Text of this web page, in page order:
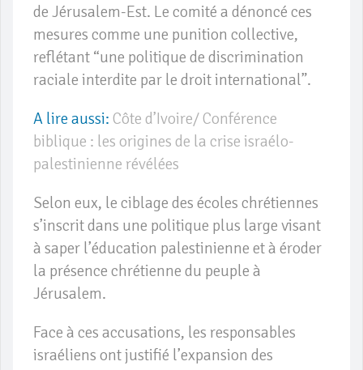
de Jérusalem-Est. Le comité a dénoncé ces
mesures comme une punition collective,
reflétant “une politique de discrimination
raciale interdite par le droit international”.
A lire aussi: Côte d’Ivoire/ Conférence
biblique : les origines de la crise israélo-
palestinienne révélées
Selon eux, le ciblage des écoles chrétiennes
s’inscrit dans une politique plus large visant
à saper l’éducation palestinienne et à éroder
la présence chrétienne du peuple à
Jérusalem.
Face à ces accusations, les responsables
israéliens ont justifié l’expansion des